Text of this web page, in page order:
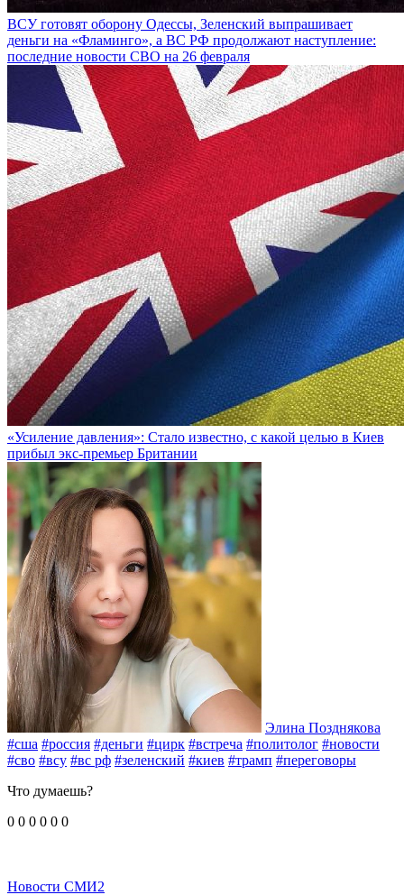
ВСУ готовят оборону Одессы, Зеленский выпрашивает
деньги на «Фламинго», а ВС РФ продолжают наступление:
последние новости СВО на 26 февраля
«Усиление давления»: Стало известно, с какой целью в Киев
прибыл экс-премьер Британии
Элина Позднякова
#сша #россия #деньги #цирк #встреча #политолог #новости
#сво #всу #вс рф #зеленский #киев #трамп #переговоры
Что думаешь?
0 0 0 0 0 0
Новости СМИ2